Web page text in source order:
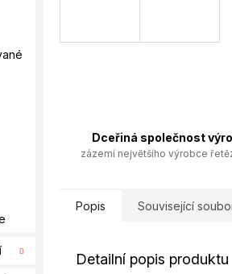
Dceřiná společnost
zázemí největšího výrobce
Popis Související
Detailní popis produktu